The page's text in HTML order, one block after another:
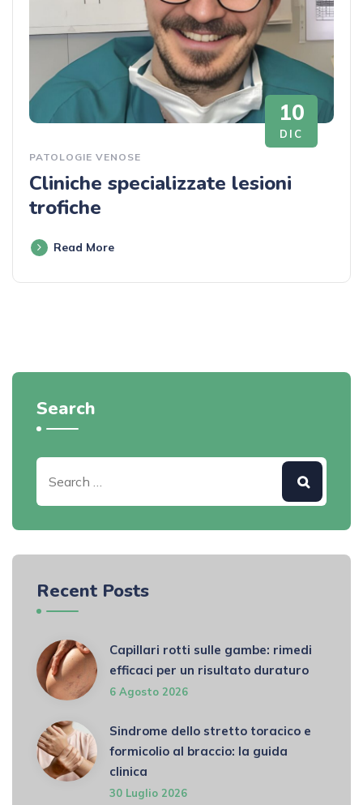
10
DIC
PATOLOGIE VENOSE
Cliniche specializzate lesioni
trofiche
Read More
Search
Recent Posts
Capillari rotti sulle gambe: rimedi
efficaci per un risultato duraturo
6 Agosto 2026
Sindrome dello stretto toracico e
formicolio al braccio: la guida
clinica
30 Luglio 2026